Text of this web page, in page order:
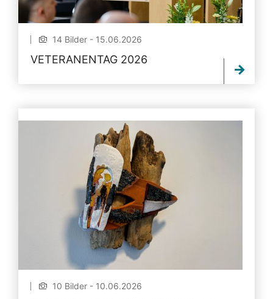
14 Bilder - 15.06.2026
VETERANENTAG 2026
10 Bilder - 10.06.2026